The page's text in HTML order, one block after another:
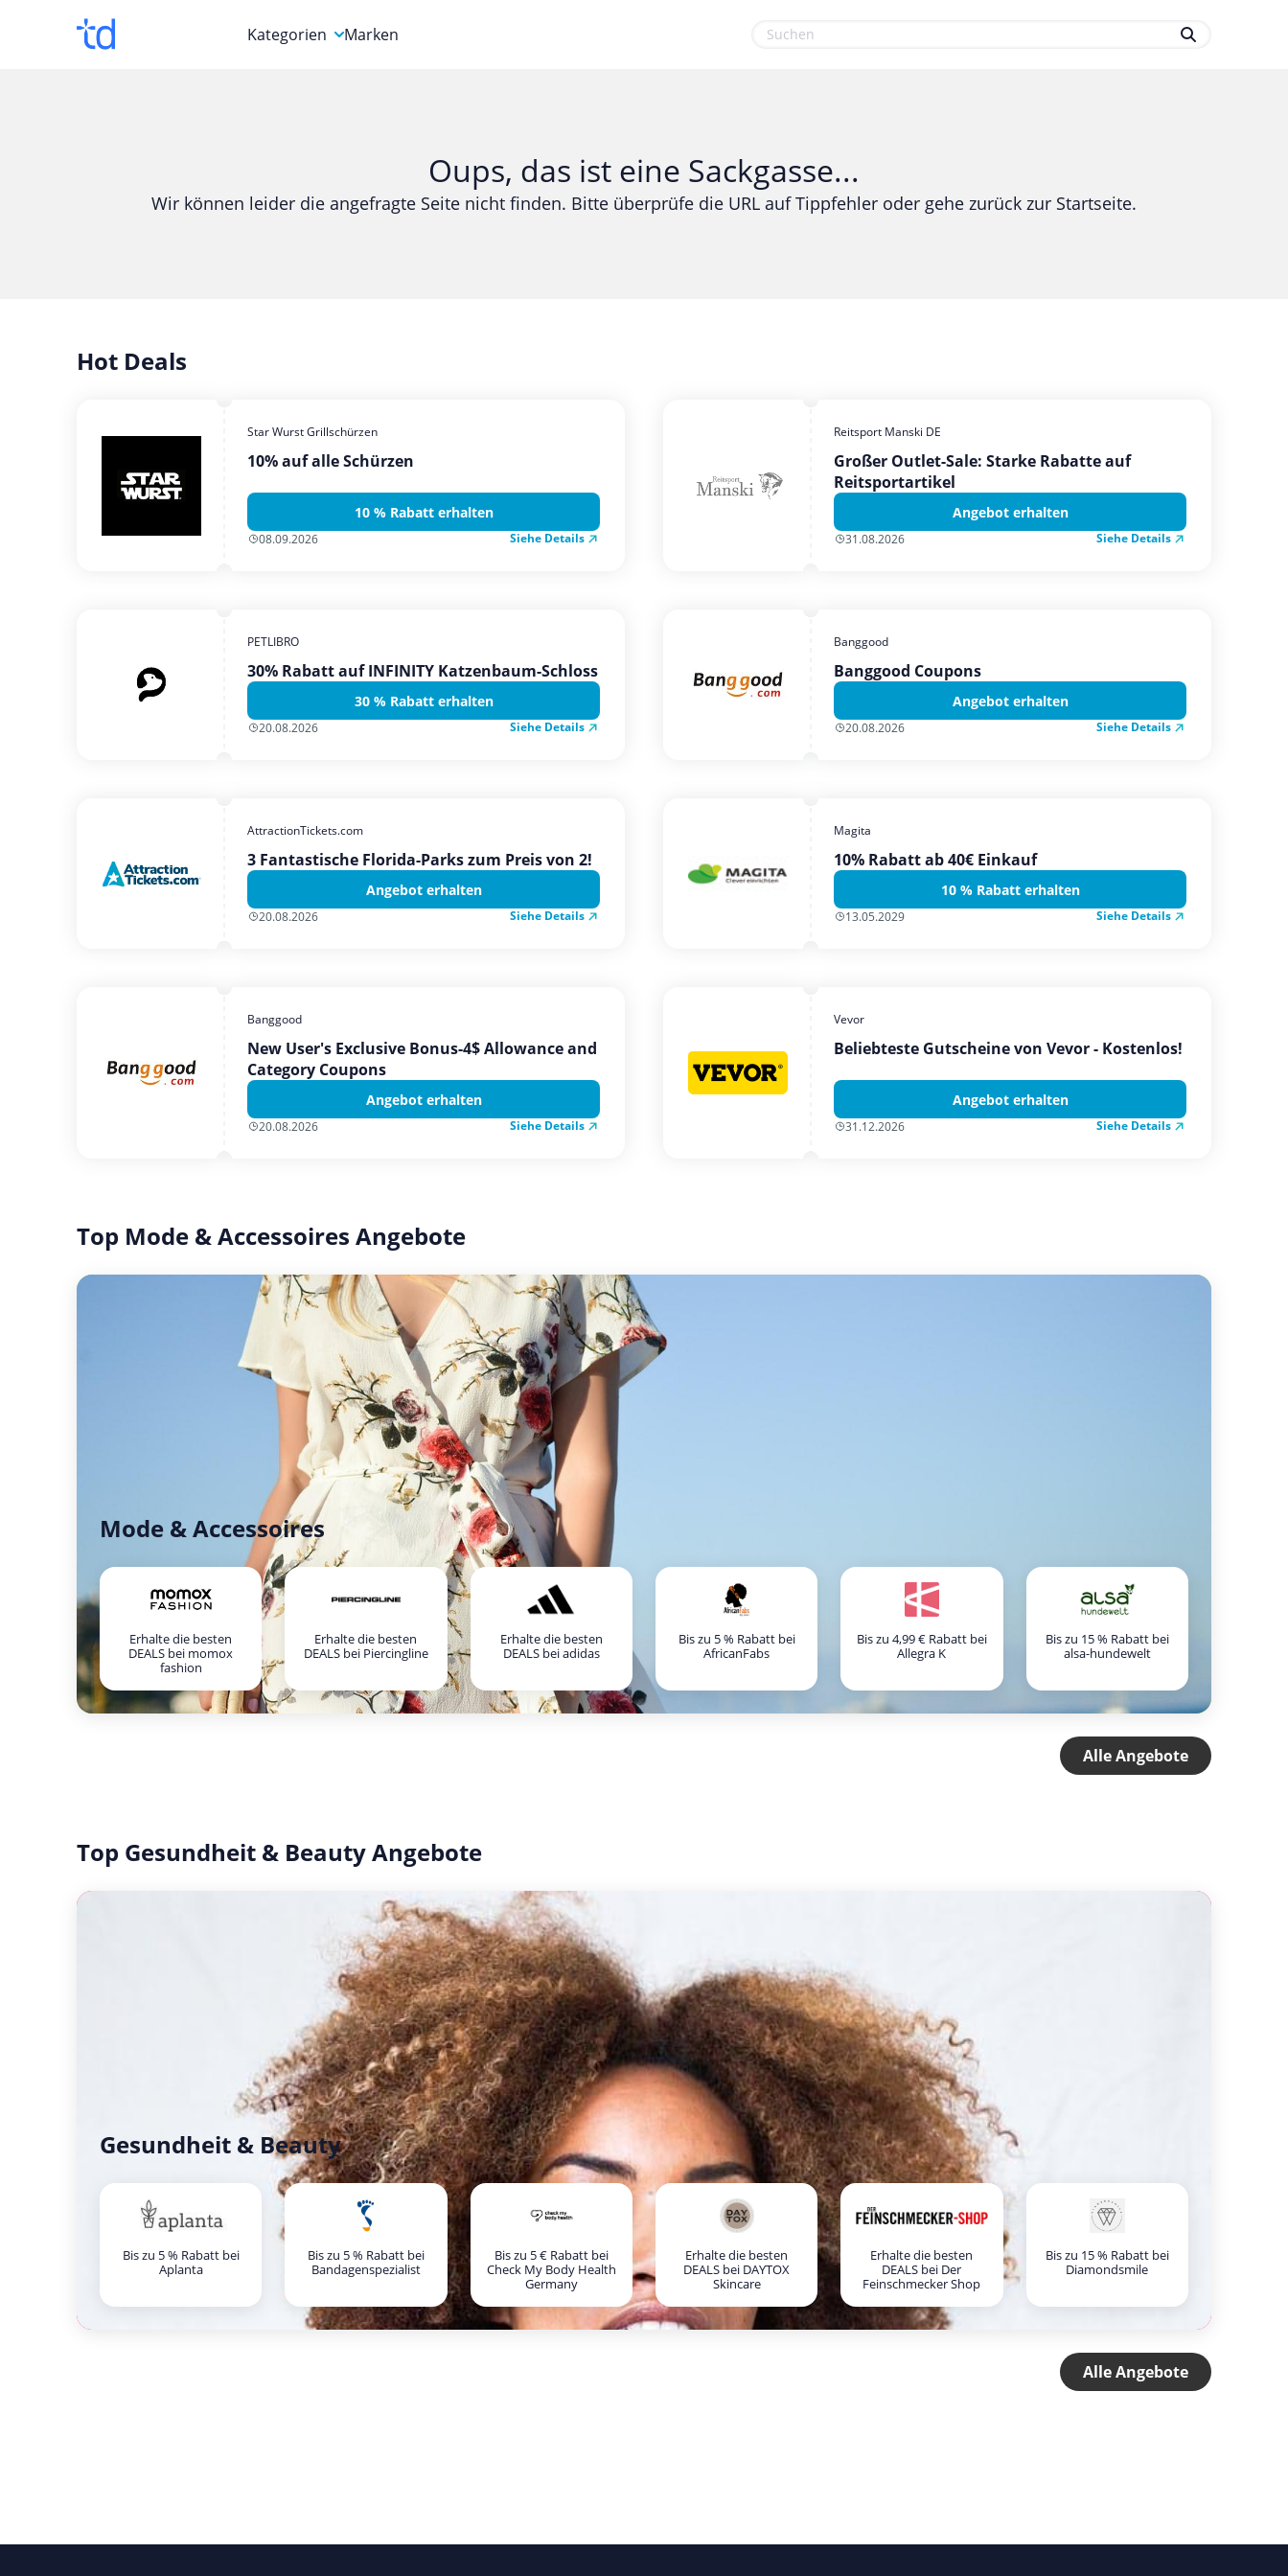
Kategorien
Computer & Elektronik
Gesundheit & Beauty
Mobilfunk & Internet
Marken
Oups, das ist eine Sackgasse...
Wir können leider die angefragte Seite nicht finden. Bitte überprüfe die URL auf Tippfehler oder gehe zurück zur Startseite.
Hot Deals
Star Wurst Grillschürzen
10% auf alle Schürzen
10 % Rabatt erhalten
08.09.2026 Siehe Details
Reitsport Manski DE
Großer Outlet-Sale: Starke Rabatte auf
Reitsportartikel
Angebot erhalten
31.08.2026 Siehe Details
PETLIBRO
30% Rabatt auf INFINITY Katzenbaum-Schloss
30 % Rabatt erhalten
20.08.2026 Siehe Details
Banggood
Banggood Coupons
Angebot erhalten
20.08.2026 Siehe Details
AttractionTickets.com
3 Fantastische Florida-Parks zum Preis von 2!
Angebot erhalten
20.08.2026 Siehe Details
Magita
10% Rabatt ab 40€ Einkauf
10 % Rabatt erhalten
13.05.2029 Siehe Details
Banggood
New User's Exclusive Bonus-4$ Allowance and
Category Coupons
Angebot erhalten
20.08.2026 Siehe Details
Vevor
Beliebteste Gutscheine von Vevor - Kostenlos!
Angebot erhalten
31.12.2026 Siehe Details
Top Mode & Accessoires Angebote
Mode & Accessoires
Erhalte die besten
DEALS bei momox
fashion
Erhalte die besten
DEALS bei Piercingline
Erhalte die besten
DEALS bei adidas
Bis zu 5 % Rabatt bei
AfricanFabs
Bis zu 4,99 € Rabatt bei
Allegra K
Bis zu 15 % Rabatt bei
alsa-hundewelt
Alle Angebote
Top Gesundheit & Beauty Angebote
Gesundheit & Beauty
Bis zu 5 % Rabatt bei
Aplanta
Bis zu 5 % Rabatt bei
Bandagenspezialist
Bis zu 5 € Rabatt bei
Check My Body Health
Germany
Erhalte die besten
DEALS bei DAYTOX
Skincare
Erhalte die besten
DEALS bei Der
Feinschmecker Shop
Bis zu 15 % Rabatt bei
Diamondsmile
Alle Angebote